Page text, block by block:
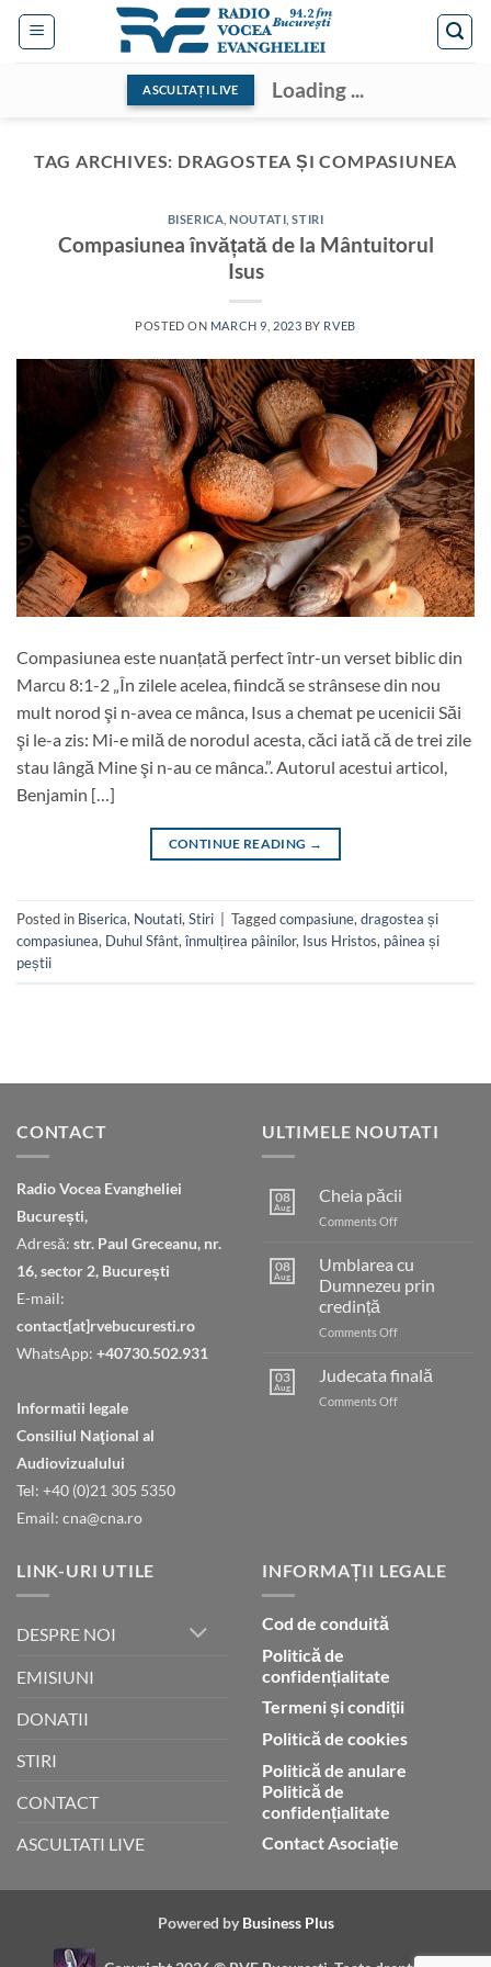
Skip
ASCULTAȚI LIVE Loading ...
TAG ARCHIVES: DRAGOSTEA ȘI COMPASIUNEA
BISERICA ,NOUTATI ,STIRI
Compasiunea învățată de la Mântuitorul
Isus
POSTED ON MARCH 9, 2023 BY RVEB
Compasiunea este nuanțată perfect într-un verset biblic din
Marcu 8:1-2 „În zilele acelea, fiindcă se strânsese din nou
mult norod şi n-avea ce mânca, Isus a chemat pe ucenicii Săi
şi le-a zis: Mi-e milă de norodul acesta, căci iată că de trei zile
stau lângă Mine şi n-au ce mânca.”. Autorul acestui articol,
Benjamin […]
CONTINUE READING →
Posted in Biserica, Noutati, Stiri Taggedcompasiune, dragostea și
compasiunea, Duhul Sfânt, înmulțirea pâinilor, Isus Hristos, pâinea și
peștii
CONTACT
Radio Vocea Evangheliei
București,
Adresă: str. Paul Greceanu, nr.
16, sector 2, București
E-mail:
contact[at]rvebucuresti.ro
WhatsApp: +40730.502.931
Informatii legale
Consiliul Naţional al
Audiovizualului
Tel: +40 (0)21 305 5350
Email: cna@cna.ro
ULTIMELE NOUTATI
08
Aug
Cheia păcii
Comments Offon
08
Aug
Umblarea cu
Dumnezeu prin
credință
Comments Offon
cu
Dumnezeu
prin
03
Aug
Judecata finală
Comments Offon
LINK-URI UTILE
DESPRE NOI
EMISIUNI
DONATII
STIRI
CONTACT
ASCULTATI LIVE
INFORMAȚII LEGALE
Cod de conduită
Politică de
confidențialitate
Termeni și condiții
Politică de cookies
Politică de anulare
Politică de
confidențialitate
Contact Asociație
Powered by Business Plus